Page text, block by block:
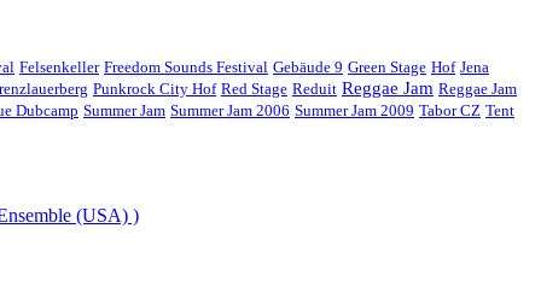
Felsenkeller Freedom Sounds Festival Gebäude 9 Green Stage Hof Jena
Punkrock City Hof Red Stage Reduit Reggae Jam Reggae Jam
Dubcamp Summer Jam Summer Jam 2006 Summer Jam 2009 Tabor CZ Tent
(USA) )